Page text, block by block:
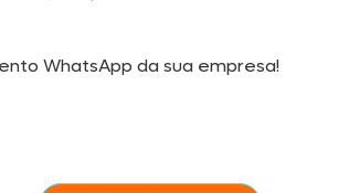
WhatsApp da sua empresa!